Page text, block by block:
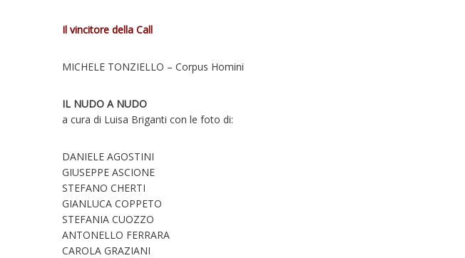
Il vincitore della Call
MICHELE TONZIELLO – Corpus Homini
IL NUDO A NUDO
a cura di Luisa Briganti con le foto di:
DANIELE AGOSTINI
GIUSEPPE ASCIONE
STEFANO CHERTI
GIANLUCA COPPETO
STEFANIA CUOZZO
ANTONELLO FERRARA
CAROLA GRAZIANI